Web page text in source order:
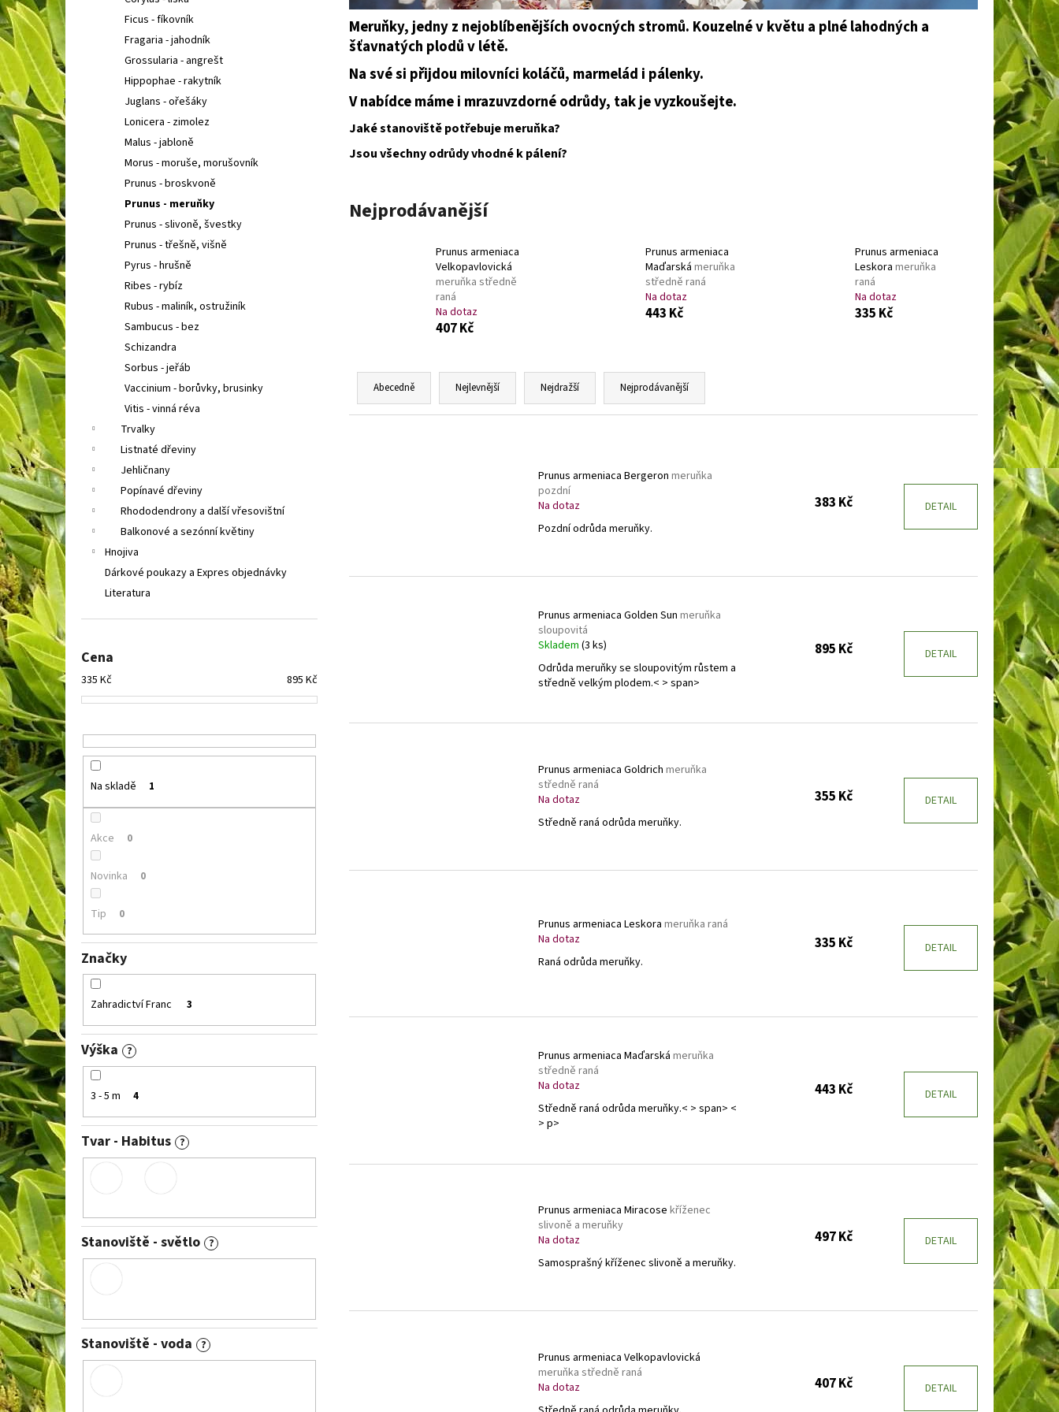
l
Ficus - fíkovník
Fragaria - jahodník
Grossularia - angrešt
Hippophae - rakytník
Juglans - ořešáky
Lonicera - zimolez
Malus - jabloně
Morus - moruše, morušovník
Prunus - broskvoně
Prunus - meruňky
Prunus - slivoně, švestky
Prunus - třešně, višně
Pyrus - hrušně
Ribes - rybíz
Rubus - maliník, ostružiník
Sambucus - bez
Schizandra
Sorbus - jeřáb
Vaccinium - borůvky, brusinky
Vitis - vinná réva
Trvalky
Listnaté dřeviny
Jehličnany
Popínavé dřeviny
Rhododendrony a další vřesovištní
Balkonové a sezónní květiny
Hnojiva
Dárkové poukazy a Expres objednávky
Literatura
Cena
335 Kč 895 Kč
Na skladě 1
Akce 0
Novinka 0
Tip 0
Značky
Zahradictví Franc 3
Výška ?
3 - 5 m 4
Tvar - Habitus ?
Stanoviště - světlo ?
Stanoviště - voda ?
Meruňky, jedny z nejoblíbenějších ovocných stromů. Kouzelné v květu a plné lahodných a
šťavnatých plodů v létě.
Na své si přijdou milovníci koláčů, marmelád i pálenky.
V nabídce máme i mrazuvzdorné odrůdy, tak je vyzkoušejte.
Jaké stanoviště potřebuje meruňka?
Jsou všechny odrůdy vhodné k pálení?
Nejprodávanější
Prunus armeniaca
Velkopavlovická
meruňka středně
raná
Na dotaz
407 Kč
Prunus armeniaca
Maďarská meruňka
středně raná
Na dotaz
443 Kč
Prunus armeniaca
Leskora meruňka
raná
Na dotaz
335 Kč
Ř
z
u
Abecedně Nejlevnější Nejdražší Nejprodávanější
o
Prunus armeniaca Bergeron meruňka
pozdní
Na dotaz
Pozdní odrůda meruňky.
383 Kč DETAIL
Prunus armeniaca Golden Sun meruňka
sloupovitá
Skladem (3 ks)
Odrůda meruňky se sloupovitým růstem a
středně velkým plodem.< > span>
895 Kč DETAIL
Prunus armeniaca Goldrich meruňka
středně raná
Na dotaz
Středně raná odrůda meruňky.
355 Kč DETAIL
Prunus armeniaca Leskora meruňka raná
Na dotaz
Raná odrůda meruňky.
335 Kč DETAIL
Prunus armeniaca Maďarská meruňka
středně raná
Na dotaz
Středně raná odrůda meruňky.< > span> <
> p>
443 Kč DETAIL
Prunus armeniaca Miracose kříženec
slivoně a meruňky
Na dotaz
Samosprašný kříženec slivoně a meruňky.
497 Kč DETAIL
Prunus armeniaca Velkopavlovická
meruňka středně raná
Na dotaz
407 Kč DETAIL
CHOCOLATEROZCHODNÍK NACHOVÝ
ROZCHODNÍK NACHOVÝ
97 Kč
ZAHRADNÍ
143 Kč